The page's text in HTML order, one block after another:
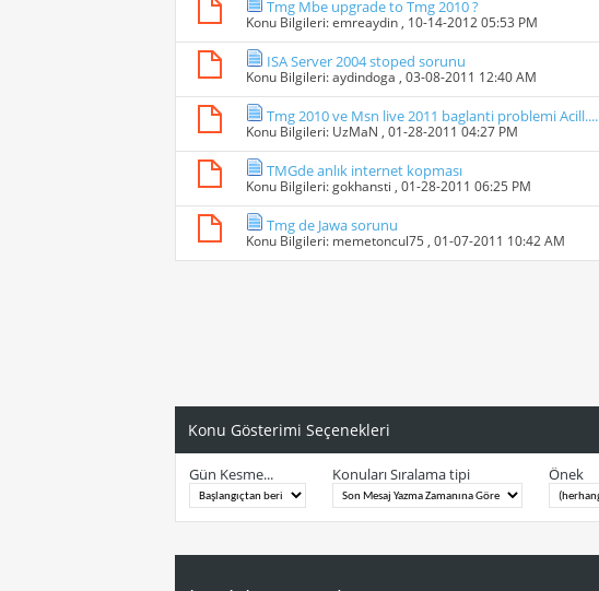
Tmg Mbe upgrade to Tmg 2010 ?
Konu Bilgileri:emreaydin , 10-14-2012 05:53 PM
ISA Server 2004 stoped sorunu
Konu Bilgileri:aydindoga , 03-08-2011 12:40 AM
Tmg 2010 ve Msn live 2011 baglanti problemi Acill....
Konu Bilgileri: UzMaN , 01-28-2011 04:27 PM
TMGde anlık internet kopması
Konu Bilgileri:gokhansti , 01-28-2011 06:25 PM
Tmg de Jawa sorunu
Konu Bilgileri: memetoncul75 , 01-07-2011 10:42 AM
Konu Gösterimi Seçenekleri
Gün Kesme... Konuları Sıralama tipi Önek